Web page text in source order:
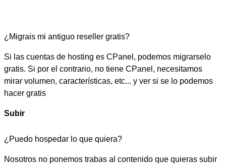
¿Migrais mi antiguo reseller gratis?
Si las cuentas de hosting es CPanel, podemos migrarselo
gratis. Si por el contrario, no tiene CPanel, necesitamos
mirar volumen, características, etc... y ver si se lo podemos
hacer gratis
Subir
¿Puedo hospedar lo que quiera?
Nosotros no ponemos trabas al contenido que quieras subir